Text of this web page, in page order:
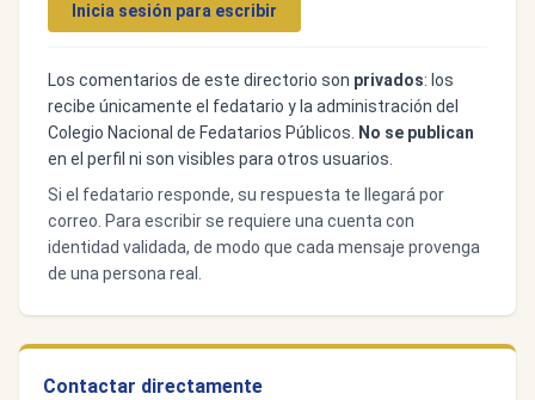
Inicia sesión para escribir
Los comentarios de este directorio son privados: los
recibe únicamente el fedatario y la administración del
Colegio Nacional de Fedatarios Públicos.
No se publican
en el perfil ni son visibles para otros usuarios.
Si el fedatario responde, su respuesta te llegará por
correo. Para escribir se requiere una cuenta con
identidad validada, de modo que cada mensaje provenga
de una persona real.
Contactar directamente